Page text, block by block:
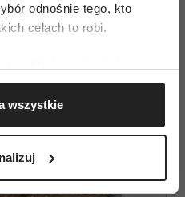
odnośnie tego, kto
celach to robi.
również:
Twojej lokalizacji
nawet do kilku metrów
aktywnie
odcisk palca)
wszystkie